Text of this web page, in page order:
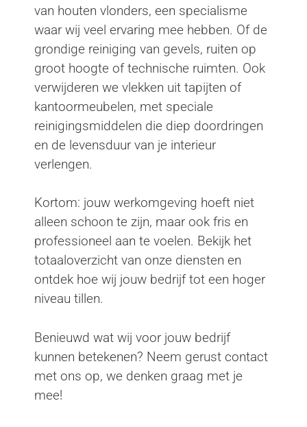
van houten vlonders, een specialisme
waar wij veel ervaring mee hebben. Of de
grondige reiniging van gevels, ruiten op
groot hoogte of technische ruimten. Ook
verwijderen we vlekken uit tapijten of
kantoormeubelen, met speciale
reinigingsmiddelen die diep doordringen
en de levensduur van je interieur
verlengen.
Kortom: jouw werkomgeving hoeft niet
alleen schoon te zijn, maar ook fris en
professioneel aan te voelen. Bekijk het
totaaloverzicht van onze diensten en
ontdek hoe wij jouw bedrijf tot een hoger
niveau tillen.
Benieuwd wat wij voor jouw bedrijf
kunnen betekenen? Neem gerust contact
met ons op, we denken graag met je
mee!